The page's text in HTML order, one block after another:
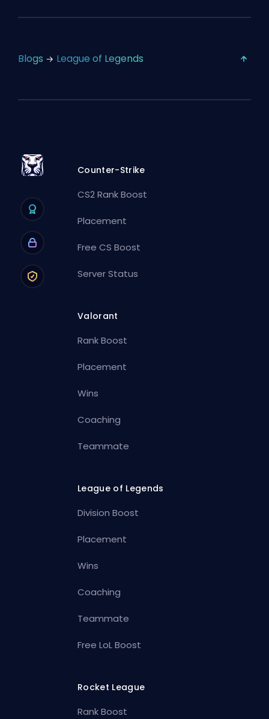
Blogs League of Legends
Counter-Strike
CS2 Rank Boost
Placement
Free CS Boost
Server Status
Valorant
Rank Boost
Placement
Wins
Coaching
Teammate
League of Legends
Division Boost
Placement
Wins
Coaching
Teammate
Free LoL Boost
Rocket League
Rank Boost